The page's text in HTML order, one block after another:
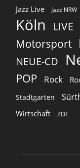
Jazz Live Jazz NRW
Köln LIVE
Motorsport
NEUE-CD
POP Rock
Stadtgarten
Wirtschaft ZDF